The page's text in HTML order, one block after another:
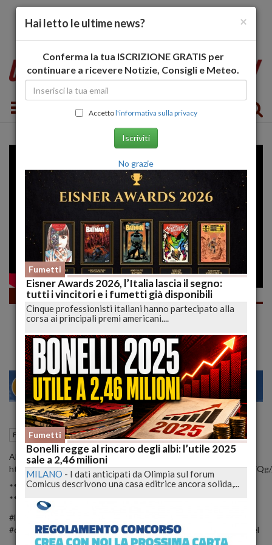
Toggle navigation
Fumetti
ORA CI TROLLA PURE BONELLI! Il Nuovo
Preview | lucadeejay
MILANO 23 28
Fumetti L'Aquila (AQ) 10 Dicembre 2023 16:14
Abbonati a questo canale per accedere ai vantaggi:
https://www.youtube.com/channel/
*** Iscriviti al Canale ➜ http://bit.ly/Lucadeejay ***
*** Qui trovi tutto: https://linktr.ee/ilucadeejay ***
#lucadeejay #manga #fumetto #fumetti #comics #dylandog
#domande #test #comix #batman #superman #bonelli #dc #marvel
×
Hai letto le ultime news?
Conferma la tua ISCRIZIONE GRATIS per
continuare a ricevere Notizie, Consigli e Meteo.
Accettol'informativa sulla privacy
Iscriviti
No grazie
Fumetti
Eisner Awards 2026, l’Italia lascia il segno:
tutti i vincitori e i fumetti già disponibili
Cinque professionisti italiani hanno partecipato alla
corsa ai principali premi americani....
Fumetti
Bonelli regge al rincaro degli albi: l’utile 2025
sale a 2,46 milioni
MILANO - I dati anticipati da Olimpia sul forum
Comicus descrivono una casa editrice ancora solida,...